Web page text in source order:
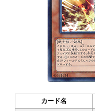
カード名